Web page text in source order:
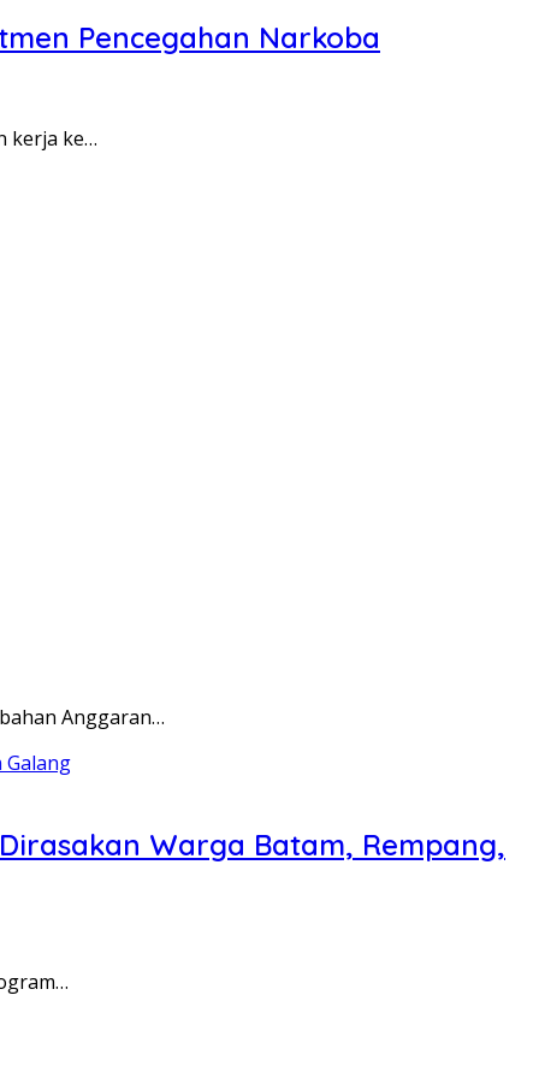
Pencegahan Narkoba
kerja ke…
Anggaran…
Warga Batam, Rempang,